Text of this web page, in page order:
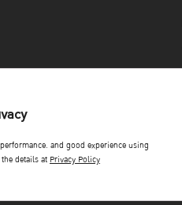
and good experience using
details at Privacy Policy